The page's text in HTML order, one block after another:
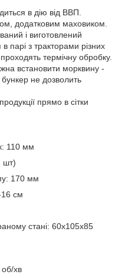
в дію від ВВП.
додатковим маховиком.
і виготовлений
парі з тракторами різних
термічну обробку.
встановити морквину -
не дозволить
прямо в сітки
110 мм
шт)
170 мм
16 см
стані: 60х105х85
хв